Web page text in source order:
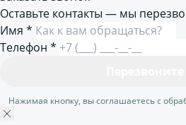
Оставьте контакты — мы
Имя *
Телефон *
Нажимая кнопку, вы соглашаетесь с